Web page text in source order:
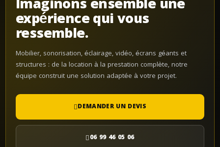
Imaginons ensemble une
expérience qui vous
ressemble.
Mobilier, sonorisation, éclairage, vidéo, écrans géants et
structures : de la location à la prestation complète, notre
équipe construit une solution adaptée à votre projet.
DEMANDER UN DEVIS
06 99 46 05 06